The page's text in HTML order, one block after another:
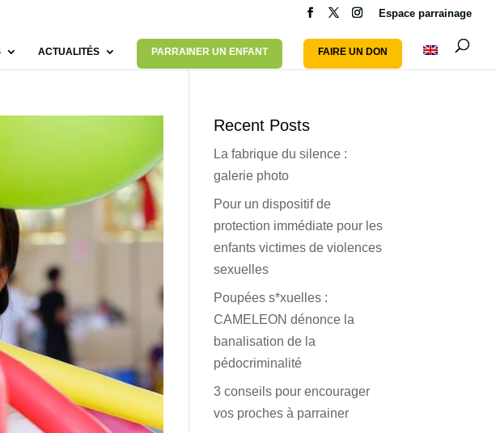
Espace parrainage
ACTUALITÉS PARRAINER UN ENFANT FAIRE UN DON
Recent Posts
La fabrique du silence :
galerie photo
Pour un dispositif de
protection immédiate pour les
enfants victimes de violences
sexuelles
Poupées s*xuelles :
CAMELEON dénonce la
banalisation de la
pédocriminalité
3 conseils pour encourager
vos proches à parrainer